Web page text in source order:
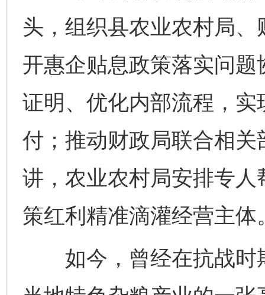
头，组织县农业农村局
开惠企贴息政策落实问
证明、优化内部流程，
付；推动财政局联合相
讲，农业农村局安排专
策红利精准滴灌经营主体
如今，曾经在抗战时